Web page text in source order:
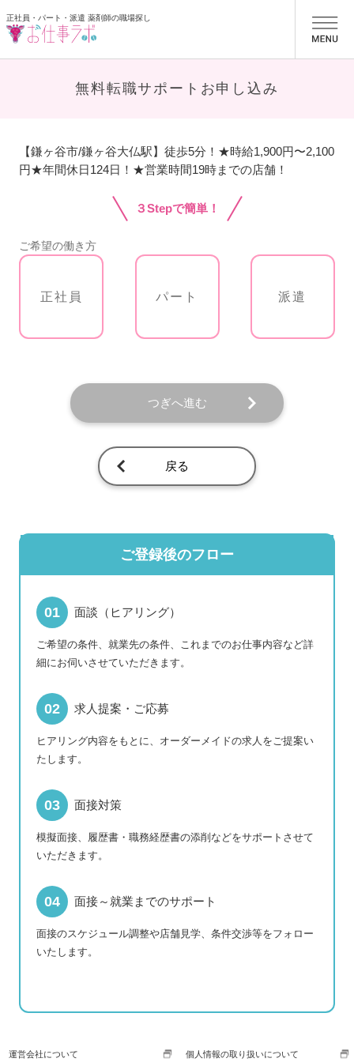
正社員・パート・派遣 薬剤師の職場探し
無料転職サポートお申し込み
【鎌ヶ谷市/鎌ヶ谷大仏駅】徒歩5分！★時給1,900円〜2,100
円★年間休日124日！★営業時間19時までの店舗！
３Stepで簡単！
ご希望の働き方
正社員 パート 派遣
つぎへ進む
戻る
ご登録後のフロー
面談（ヒアリング）
ご希望の条件、就業先の条件、これまでのお仕事内容など詳
細にお伺いさせていただきます。
求人提案・ご応募
ヒアリング内容をもとに、オーダーメイドの求人をご提案い
たします。
面接対策
模擬面接、履歴書・職務経歴書の添削などをサポートさせて
いただきます。
面接～就業までのサポート
面接のスケジュール調整や店舗見学、条件交渉等をフォロー
いたします。
運営会社について 個人情報の取り扱いについて